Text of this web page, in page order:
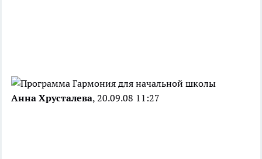
Анна Хрусталева, 20.09.08 11:27